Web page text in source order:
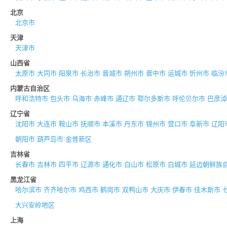
北京
北京市
天津
天津市
山西省
太原市 大同市 阳泉市 长治市 晋城市 朔州市 晋中市 运城市 忻州市 临汾
内蒙古自治区
呼和浩特市 包头市 乌海市 赤峰市 通辽市 鄂尔多斯市 呼伦贝尔市 巴彦
辽宁省
沈阳市 大连市 鞍山市 抚顺市 本溪市 丹东市 锦州市 营口市 阜新市 辽阳
朝阳市 葫芦岛市 金普新区
吉林省
长春市 吉林市 四平市 辽源市 通化市 白山市 松原市 白城市 延边朝鲜族
黑龙江省
哈尔滨市 齐齐哈尔市 鸡西市 鹤岗市 双鸭山市 大庆市 伊春市 佳木斯市
大兴安岭地区
上海